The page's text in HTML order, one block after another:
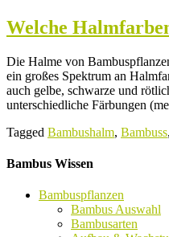
Welche
Die Halme von
ein großes Spektrum an
auch gelbe, schwarze und
unterschiedliche Färbungen
Tagged Bambushalm, Bambuss,
Bambus Wissen
Bambuspflanzen
Bambus Auswahl
Bambusarten